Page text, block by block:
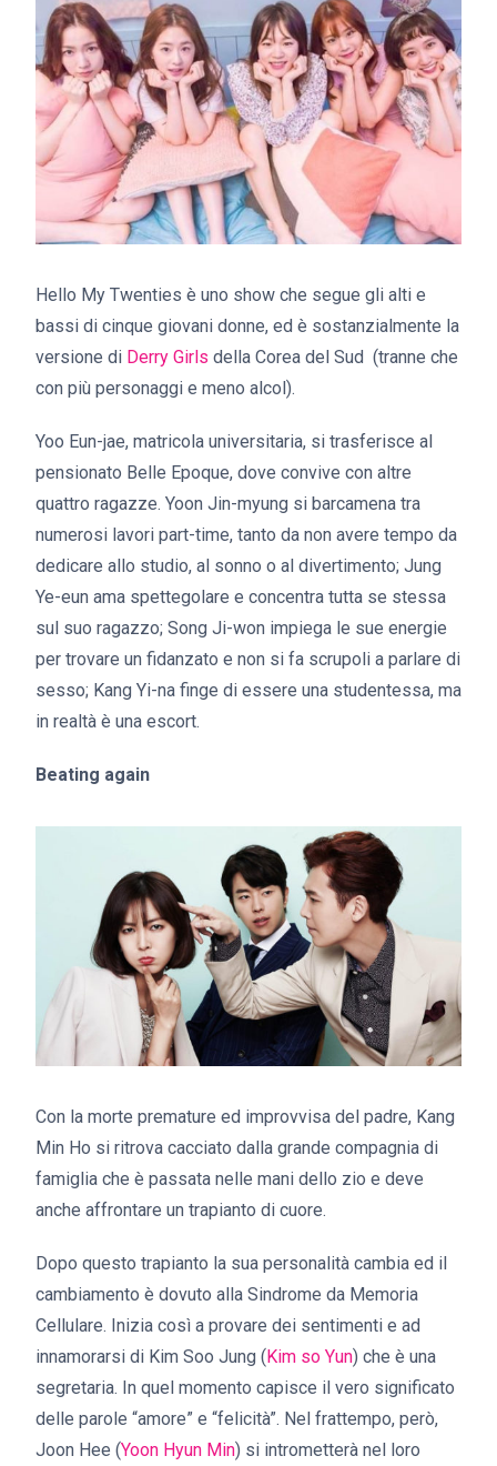
Hello My Twenties è uno show che segue gli alti e
bassi di cinque giovani donne, ed è sostanzialmente la
versione di Derry Girls della Corea del Sud (tranne che
con più personaggi e meno alcol).
Yoo Eun-jae, matricola universitaria, si trasferisce al
pensionato Belle Epoque, dove convive con altre
quattro ragazze. Yoon Jin-myung si barcamena tra
numerosi lavori part-time, tanto da non avere tempo da
dedicare allo studio, al sonno o al divertimento; Jung
Ye-eun ama spettegolare e concentra tutta se stessa
sul suo ragazzo; Song Ji-won impiega le sue energie
per trovare un fidanzato e non si fa scrupoli a parlare di
sesso; Kang Yi-na finge di essere una studentessa, ma
in realtà è una escort.
Beating again
Con la morte premature ed improvvisa del padre, Kang
Min Ho si ritrova cacciato dalla grande compagnia di
famiglia che è passata nelle mani dello zio e deve
anche affrontare un trapianto di cuore.
Dopo questo trapianto la sua personalità cambia ed il
cambiamento è dovuto alla Sindrome da Memoria
Cellulare. Inizia così a provare dei sentimenti e ad
innamorarsi di Kim Soo Jung (Kim so Yun) che è una
segretaria. In quel momento capisce il vero significato
delle parole “amore” e “felicità”. Nel frattempo, però,
Joon Hee (Yoon Hyun Min) si intrometterà nel loro